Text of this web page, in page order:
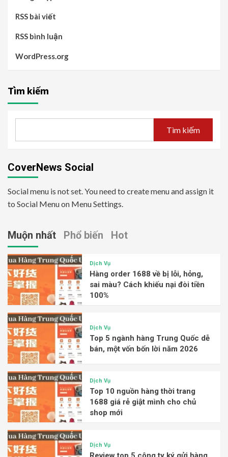
RSS bài viết
RSS bình luận
WordPress.org
Tìm kiếm
Tìm kiếm
CoverNews Social
Social menu is not set. You need to create menu and assign it
to Social Menu on Menu Settings.
Muộn nhất Phổ biến Hot
Dịch Vụ
Hàng order 1688 về bị lỗi, hỏng,
sai màu? Cách khiếu nại đòi tiền
100%
Dịch Vụ
Top 5 ngành hàng Trung Quốc dễ
bán, một vốn bốn lời năm 2026
Dịch Vụ
Top 10 nguồn hàng thời trang
1688 giá rẻ giật mình cho chủ
shop mới
Dịch Vụ